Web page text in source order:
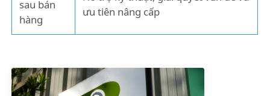
sau bán
hàng
ưu tiên nâng cấp